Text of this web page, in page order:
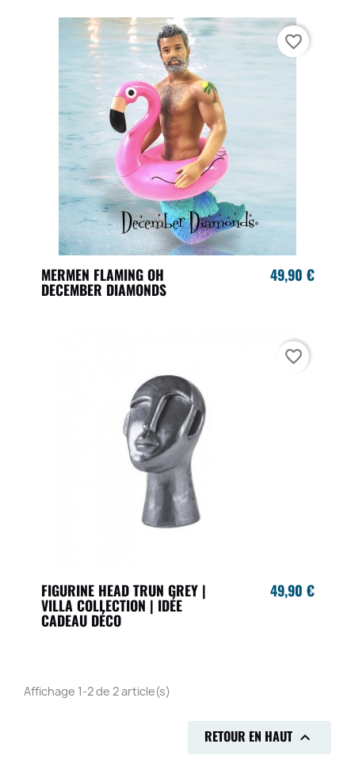
MERMEN FLAMING OH
DECEMBER DIAMONDS
49,90 €
favorite_border
FIGURINE HEAD TRUN GREY |
VILLA COLLECTION | IDÉE
CADEAU DÉCO
49,90 €
favorite_border
Affichage 1-2 de 2 article(s)
RETOUR EN HAUT 